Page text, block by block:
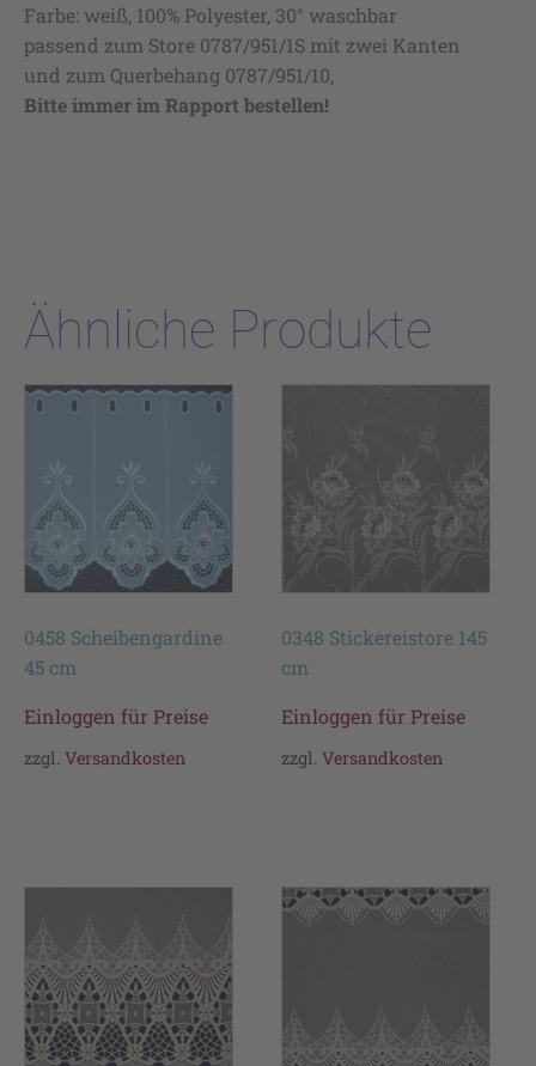
Farbe: weiß, 100% Polyester, 30° waschbar
passend zum Store 0787/951/1S mit zwei Kanten
und zum Querbehang 0787/951/10,
Bitte immer im Rapport bestellen!
Ähnliche Produkte
0458 Scheibengardine
45 cm
Einloggen für Preise
zzgl. Versandkosten
0348 Stickereistore 145
cm
Einloggen für Preise
zzgl.Versandkosten